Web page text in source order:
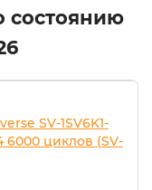
состоянию
SV-1SV6K1-
6000 циклов (SV-